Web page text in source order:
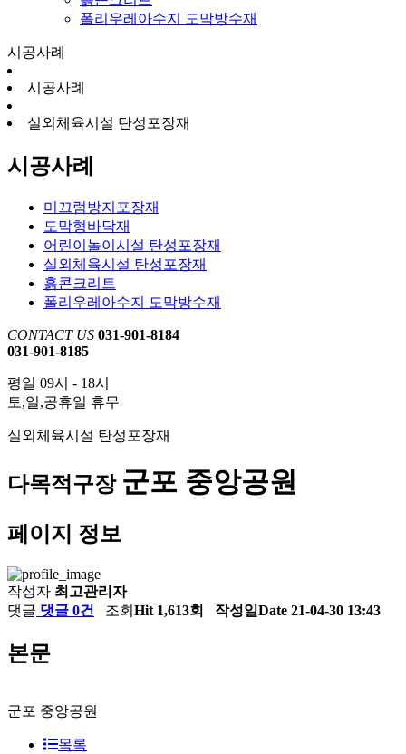
폴리우레아수지 도막방수재
시공사례
시공사례
실외체육시설 탄성포장재
시공사례
미끄럼방지포장재
도막형바닥재
어린이놀이시설 탄성포장재
실외체육시설 탄성포장재
흙콘크리트
폴리우레아수지 도막방수재
CONTACT US 031-901-8184
031-901-8185
평일 09시 - 18시
토,일,공휴일 휴무
실외체육시설 탄성포장재
다목적구장 군포 중앙공원
페이지 정보
작성자 최고관리자
댓글 댓글 0건 조회 Hit 1,613회 작성일Date 21-04-30 13:43
본문
군포 중앙공원
목록